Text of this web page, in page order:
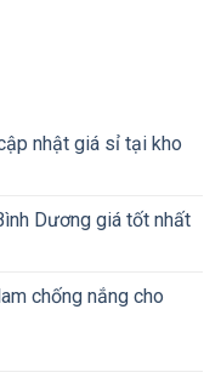
nhật giá sỉ tại kho
Dương giá tốt nhất
chống nắng cho